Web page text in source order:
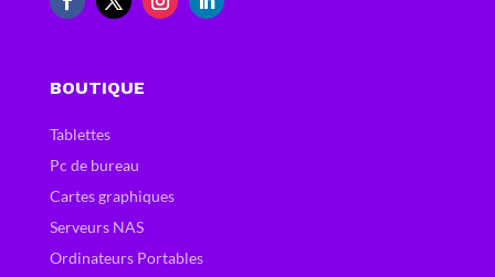
BOUTIQUE
Tablettes
Pc de bureau
Cartes graphiques
Serveurs NAS
Ordinateurs Portables